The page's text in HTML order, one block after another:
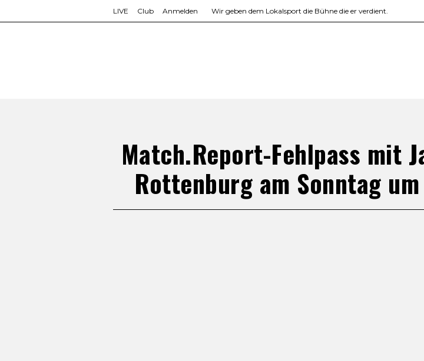
LIVE Club Anmelden Wir geben dem Lokalsport die Bühne die er verdient.
Match.Report-Fehlpass mit
Rottenburg am Sonntag